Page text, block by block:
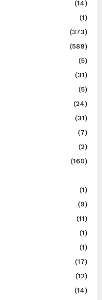
(14)
(1)
(373)
(588)
(5)
(31)
(5)
(24)
(31)
(7)
(2)
(160)
(1)
(9)
(11)
(1)
(1)
(17)
(12)
(14)